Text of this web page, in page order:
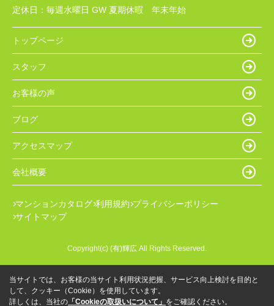
定休日： 毎週水曜日 GW 夏期休暇 年末年始
トップページ
スタッフ
お客様の声
ブログ
アクセスマップ
会社概要
マンションカタログ 利用規約 プライバシーポリシー
サイトマップ
Copyright(c) (有)輝広 All Rights Reserved.
当サイトでは、お客様の当サイト利用状況把握、サービス向上検討を目的と
して、クッキー（Cookie）を使用しています。
詳しくは、当社の 「Cookieの取扱いについて」 をご確認ください。